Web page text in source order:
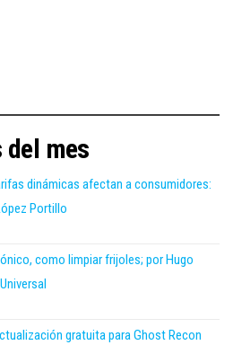
mes
dinámicas afectan a consumidores:
Portillo
como limpiar frijoles; por Hugo
gratuita para Ghost Recon